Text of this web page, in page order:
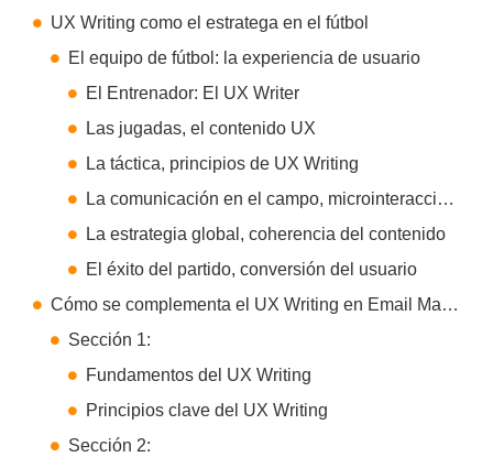
UX Writing como el estratega en el fútbol
El equipo de fútbol: la experiencia de usuario
El Entrenador: El UX Writer
Las jugadas, el contenido UX
La táctica, principios de UX Writing
La comunicación en el campo, microinteracciones
La estrategia global, coherencia del contenido
El éxito del partido, conversión del usuario
Cómo se complementa el UX Writing en Email Marketing
Sección 1:
Fundamentos del UX Writing
Principios clave del UX Writing
Sección 2: